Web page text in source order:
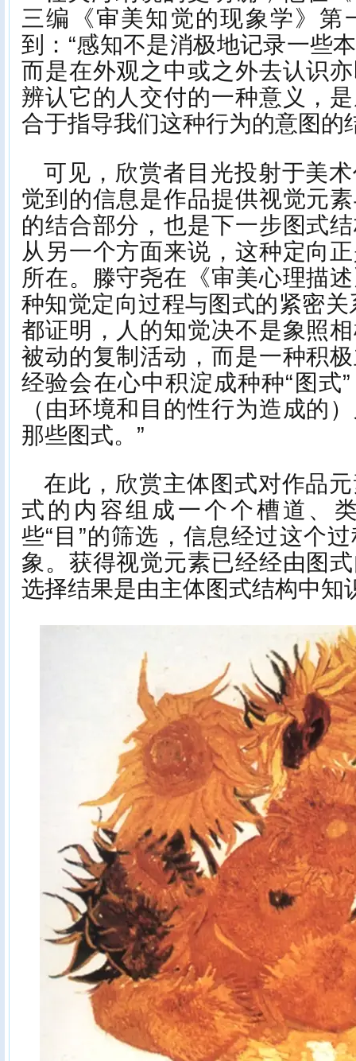
三编《审美知觉的现象学》第
到：“感知不是消极地记录一些
而是在外观之中或之外去认识
辨认它的人交付的一种意义，
合于指导我们这种行为的意图的
可见，欣赏者目光投射于美
觉到的信息是作品提供视觉元
的结合部分，也是下一步图式
从另一个方面来说，这种定向
所在。滕守尧在《审美心理描
种知觉定向过程与图式的紧密
都证明，人的知觉决不是象照
被动的复制活动，而是一种积
经验会在心中积淀成种种“图式
（由环境和目的性行为造成的
那些图式。”
在此，欣赏主体图式对作品
式的内容组成一个个槽道、
些“目”的筛选，信息经过这个
象。获得视觉元素已经经由图
选择结果是由主体图式结构中知